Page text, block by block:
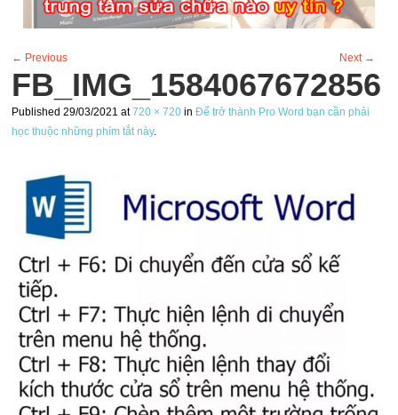
← Previous Next →
FB_IMG_1584067672856
Published29/03/2021 at720 × 720 inĐể trở thành Pro Word bạn cần phải
học thuộc những phím tắt này.